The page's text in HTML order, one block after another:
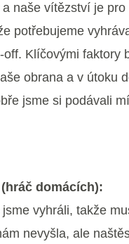
naše vítězství je pro
potřebujeme
off. Klíčovými faktory
obrana a v útoku
jsme si podávali
domácích):
vyhráli, takže
nevyšla, ale